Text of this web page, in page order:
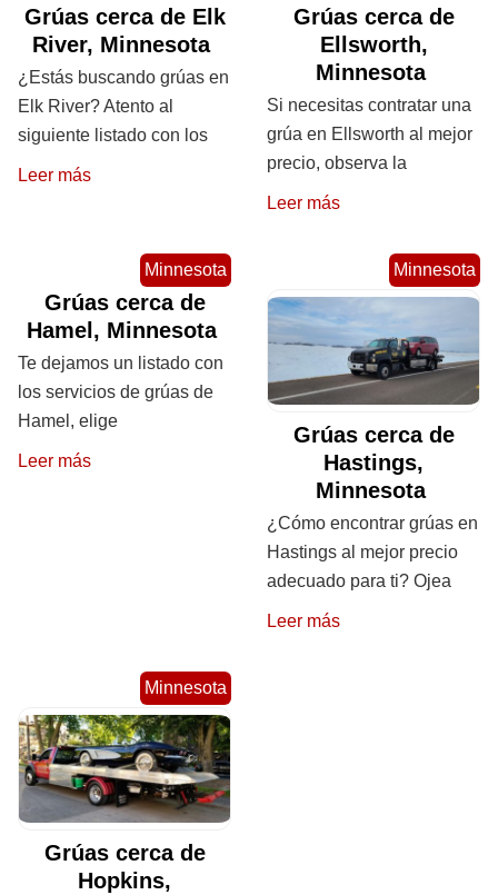
Grúas cerca de Elk
River, Minnesota
¿Estás buscando grúas en
Elk River? Atento al
siguiente listado con los
Leer más
Grúas cerca de
Ellsworth,
Minnesota
Si necesitas contratar una
grúa en Ellsworth al mejor
precio, observa la
Leer más
Minnesota
Grúas cerca de
Hamel, Minnesota
Te dejamos un listado con
los servicios de grúas de
Hamel, elige
Leer más
Minnesota
Grúas cerca de
Hastings,
Minnesota
¿Cómo encontrar grúas en
Hastings al mejor precio
adecuado para ti? Ojea
Leer más
Minnesota
Grúas cerca de
Hopkins,